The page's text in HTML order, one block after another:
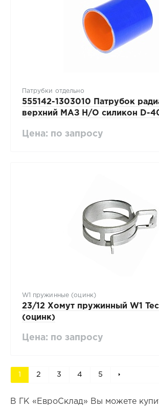
Патрубки отдельно
555142-1303010 Патрубок
верхний МАЗ Н/О силикон D-
Цена: по запросу
W1 пружинные (оцинк)
23/12 Хомут пружинный W1
(оцинк)
Цена: по запросу
1 2 3 4 5
В ГК «ЕвроСклад» Вы можете